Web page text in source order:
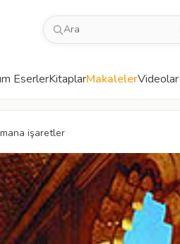
Ara
EserlerKitaplarMakalelerVideolar
işaretler